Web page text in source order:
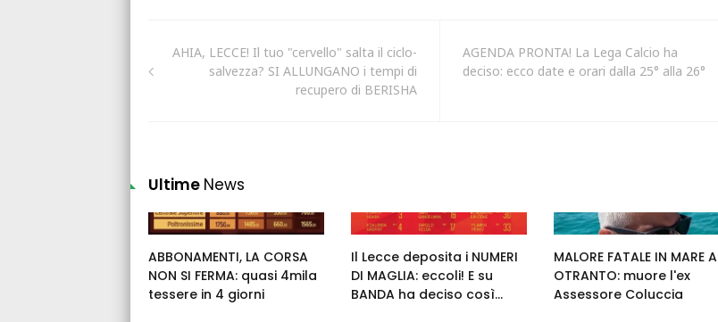
AHIA, LECCE! Il tuo "cervello" salta il ciclo-
salvezza? SI ALLUNGANO i tempi di
recupero di BERISHA
AGENDA PRONTA! La Lega Calcio ha
deciso: ecco date e orari dalla 25° alla 26°
Ultime News
ABBONAMENTI, LA CORSA
NON SI FERMA: quasi 4mila
tessere in 4 giorni
Il Lecce deposita i NUMERI
DI MAGLIA: eccoli! E su
BANDA ha deciso così...
MALORE FATALE IN MARE A
OTRANTO: muore l'ex
Assessore Coluccia